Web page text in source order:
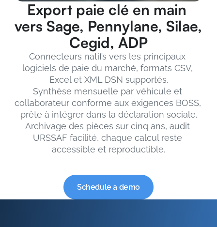
Export paie clé en main
vers Sage, Pennylane, Silae,
Cegid, ADP
Connecteurs natifs vers les principaux
logiciels de paie du marché, formats CSV,
Excel et XML DSN supportés.
Synthèse mensuelle par véhicule et
collaborateur conforme aux exigences BOSS,
prête à intégrer dans la déclaration sociale.
Archivage des pièces sur cinq ans, audit
URSSAF facilité, chaque calcul reste
accessible et reproductible.
Schedule a demo